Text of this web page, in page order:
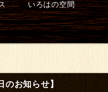
いろはの空間
のお知らせ】